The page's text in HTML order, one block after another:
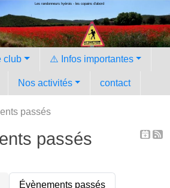
Les randonneurs hyèrois - les copains d'abord
club ⚠️ Infos importantes
Nos activités contact
passés
passés
Évènements passés
cookies